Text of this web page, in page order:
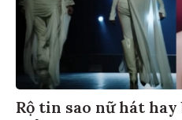
Rộ tin sao nữ hát